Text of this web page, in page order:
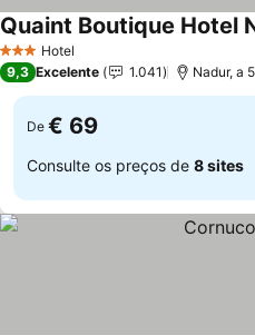
3 EstrelasHotel
Quaint Boutique Hotel
9,3 Excelente 1.041 Nadur, a
De € 69
Consulte os preços de 8 sites